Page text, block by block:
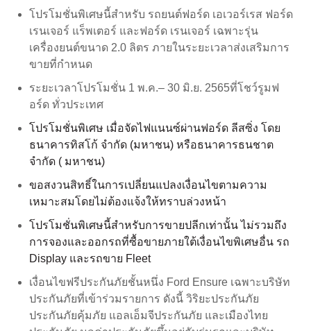
SYNC & OTA Support
SYNC & Navigation Updates
ข้อมูล SYNC®
ข้อมูล SYNC
ข้อมูล SYNC
3
OTA สำหรับ Ranger
OTA สำหรับ Everest
บริการหลังการขาย
โปรโมชั่นประจำเดือน
Customer Journey บริการเพื่อลูกค้าฟ
อร์ด
โปรแกรมการขยายรับประกันอะไหล่ 2 ปี
หรือ 50,000
กิโลเมตร
(มหาชน) หรือ ธนาคารทหารไทยธนชาต จำกัด (มหาชน)
เอเวอร์เรสต์ Titanium + 4x4 : อัตราดอกเบี้ยพิเศษ 0 % ดาวน์ 30%
ผ่อนนาน 60 เดือน พร้อมฟรีประกันภัยชั้นหนึ่ง Ford Ensure ปีแรก
และ โปรแกรมรับประกันเครื่องยนต์และระบบส่งกำลังรวม 10 ปี
หรือ 150,000 กม. หรือ โปรแกรมเริ่มผ่อนปีหน้า
ฟอร์ด เอเวอเรสต์ สปอร์ต ราคาพิเศษ 1,299,000 บาท (จากราคา
ปกติ 1,429,000 บาท) พร้อมฟรีประกันภัยชั้นหนึ่ง และ โปรแกรมรับ
ประกันเครื่องยนต์และระบบส่งกำลังรวม 10ปี
ฟอร์ด เรนเจอร์ FX4 MAX
: ดอกเบี้ย 0.99% ดาวน์ 25% ผ่อน 48 เดือน เมื่อจัดไฟแนนซ์ผ่านฟ
อร์ด ลีสซิ่ง โดยธนาคารทิสโก้ จำกัด (มหาชน) หรือ ธนาคาร
ทหารไทยธนชาต จำกัด (มหาชน)
ฟอร์ด เรนเจอร์ ไวล์ดแทรค
: ดอกเบี้ย 0.99% ดาวน์ 25% ผ่อน 48 เดือน พร้อมฟรีประกันภัยชั้น
หนึ่ง Ford Ensure ปีแรก และ โปรแกรมรับประกันเครื่องยนต์และ
ระบบส่งกำลังรวม 10 ปี หรือ 150,000 กม.
รับประกันคุณภาพรถยนต์นาน 3 ปี / 100,000 กิโลเมตร
แล้วแต่ระยะใดถึงก่อน
ขยายระยะเวลารับประกันในส่วนเครื่องยนต์และระบบส่ง
กำลัง รวมเป็น 10 ปี / 150,000 กิโลเมตร แล้วแต่ระยะใด
ถึงก่อน ซึ่งการขยายการรับประกันคุณภาพครอบคลุม
อะไหล่ที่เกี่ยวข้องถึง 157 กลุ่มอะไหล่ ภายใต้ 3กลุ่มหลัก
กลุ่มเครื่องยนต์ (Engine)
กลุ่มระบบส่งกำลัง (Transmission)
กลุ่มเพลาขับ (REAR / FRONT - WHEEL - DRIVE
AXLE)
ฟรีค่าแรงเช็คระยะจำนวน 5 ครั้ง ภายในระยะ 60 เดือน /
75,000 กิโลเมตร แล้วแต่ระยะใดถึงก่อน
พร้อมบริการช่วยเหลือฉุกเฉิน 24 ชั่วโมง ตลอด 3 ปี
โปรโมชั่นพิเศษนี้สำหรับ รถยนต์ฟอร์ด เอเวอร์เรส ฟอร์ด
เรนเจอร์ แร็พเตอร์ และฟอร์ด เรนเจอร์ เฉพาะรุ่น
เครื่องยนต์ขนาด 2.0 ลิตร ภายในระยะเวลาส่งเสริมการ
ขายที่กำหนด
ระยะเวลาโปรโมชั่น 1 พ.ค.– 30 มิ.ย. 2565ที่โชว์รูมฟ
อร์ด ทั่วประเทศ
โปรโมชั่นพิเศษ เมื่อจัดไฟแนนซ์ผ่านฟอร์ด ลีสซิ่ง โดย
ธนาคารทิสโก้ จำกัด (มหาชน) หรือธนาคารธนชาต
จำกัด ( มหาชน)
ขอสงวนสิทธิ์ในการเปลี่ยนแปลงเงื่อนไขตามความ
เหมาะสมโดยไม่ต้องแจ้งให้ทราบล่วงหน้า
โปรโมชั่นพิเศษนี้สำหรับการขายปลีกเท่านั้น ไม่รวมถึง
การจองและออกรถที่ซื้อขายภายใต้เงื่อนไขพิเศษอื่น รถ
Display และรถขาย Fleet
เงื่อนไขฟรีประกันภัยชั้นหนึ่ง Ford Ensure เฉพาะบริษัท
ประกันภัยที่เข้าร่วมรายการ ดังนี้ วิริยะประกันภัย
ประกันภัยคุ้มภัย แอลเอ็มจีประกันภัย และเมืองไทย